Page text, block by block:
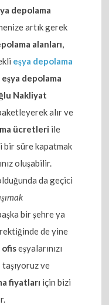
depolama
artık gerek
alanları,
eşya depolama
depolama
Nakliyat
alır ve
ücretleri ile
bir süre kapatmak
oluşabilir.
da geçici
bir şehre ya
de yine
ofiseşyalarınızı
ve
fiyatları için bizi